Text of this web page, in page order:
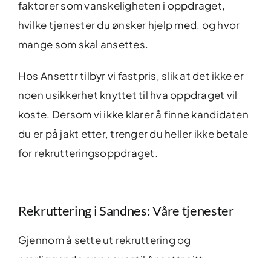
faktorer som vanskeligheten i oppdraget,
hvilke tjenester du ønsker hjelp med, og hvor
mange som skal ansettes.
Hos Ansettr tilbyr vi fastpris, slik at det ikke er
noen usikkerhet knyttet til hva oppdraget vil
koste. Dersom vi ikke klarer å finne kandidaten
du er på jakt etter, trenger du heller ikke betale
for rekrutteringsoppdraget.
Rekruttering i Sandnes: Våre tjenester
Gjennom å sette ut rekruttering og